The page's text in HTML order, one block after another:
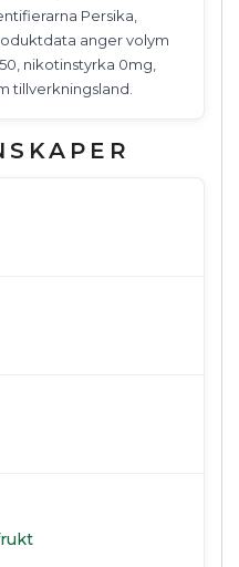
Persika,
anger volym
nikotinstyrka 0mg,
tillverkningsland.